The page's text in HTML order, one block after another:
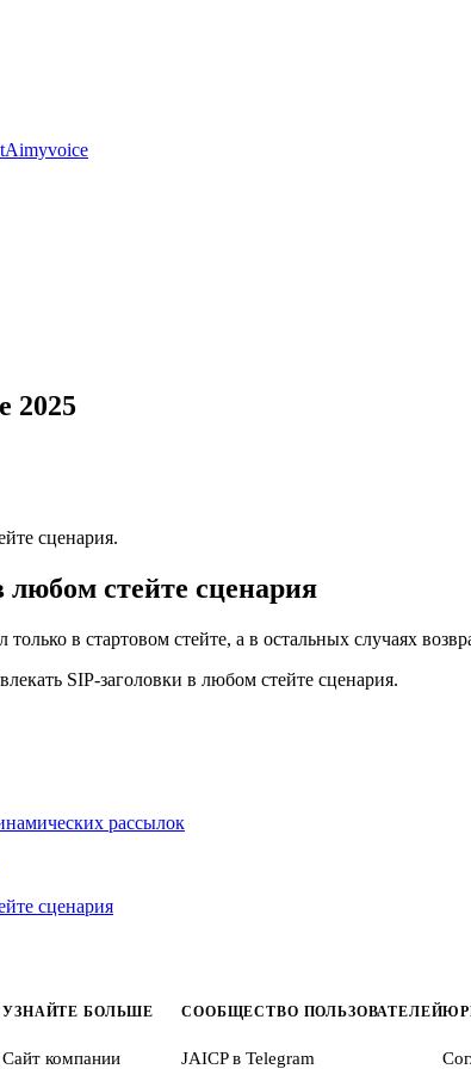
Aimyvoice
2025
сценария.
любом стейте сценария
только в стартовом стейте, а в остальных случаях
SIP-заголовки в любом стейте сценария.
рассылок
сценария
УЗНАЙТЕ БОЛЬШЕ
Сайт компании
СООБЩЕСТВО ПОЛЬЗОВАТЕЛЕЙ
JAICP в Telegram